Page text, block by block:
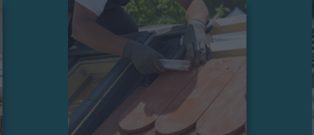
Vous venez d'acheter une
maison à retaper, ou tout
simplement votre toit donne
quelques signes de fatigue ? Il
mérite certainement une
réfection complète ! Avant de
commencer ces travaux
d'envergure, quelques conseils
utiles aux bricoleurs novices.